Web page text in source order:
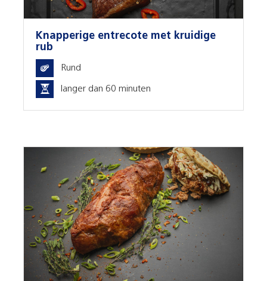
Knapperige entrecote met kruidige
rub
Rund
langer dan 60 minuten